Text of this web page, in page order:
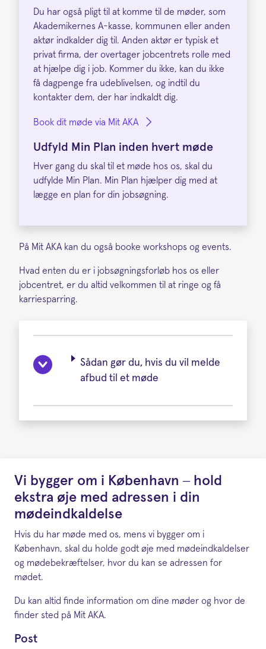
Du har også pligt til at komme til de møder, som
Akademikernes A-kasse, kommunen eller anden
aktør indkalder dig til. Anden aktør er typisk et
privat firma, der overtager jobcentrets rolle med
at hjælpe dig i job. Kommer du ikke, kan du ikke
få dagpenge fra udeblivelsen, og indtil du
kontakter dem, der har indkaldt dig.
Book dit møde via Mit AKA
Udfyld Min Plan inden hvert møde
Hver gang du skal til et møde hos os, skal du
udfylde Min Plan. Min Plan hjælper dig med at
lægge en plan for din jobsøgning.
På Mit AKA kan du også booke workshops og events.
Hvad enten du er i jobsøgningsforløb hos os eller
jobcentret, er du altid velkommen til at ringe og få
karriesparring.
Sådan gør du, hvis du vil melde
afbud til et møde
Vi bygger om i København – hold
ekstra øje med adressen i din
mødeindkaldelse
Hvis du har møde med os, mens vi bygger om i
København, skal du holde godt øje med mødeindkaldelser
og mødebekræftelser, hvor du kan se adressen for
mødet.
Du kan altid finde information om dine møder og hvor de
finder sted på Mit AKA.
Post